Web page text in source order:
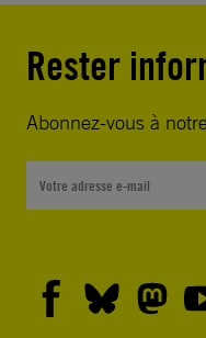
Rester
Abonnez-vous à